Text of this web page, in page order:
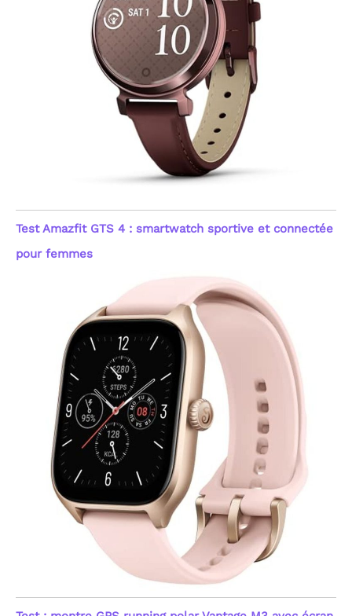
fitness et du bien-être
général, visant une
gestion simplifiée de
votre capital santé au
[Sommeil,
Stress & Suivi du Cycle
Féminin] Optimisez votre
repos avec une analyse
détaillée des phases de
sommeil : profond, léger,
moments d'éveil. Cette
connectée innove
également avec un
enregistrement de
l'humeur (Positif, Calme,
Moyen, Élevé). Ces
indicateurs, couplés au
suivi du cycle menstruel,
offrent une vision globale
de votre état physique et
émotionnel. Profitez
d'exercices de respiration
guidés pour retrouver la
sérénité. Cette montre
intelligente vous aide à
reprendre le contrôle sur
votre santé au quotidien
avec une précision et une
discrétion totales.
[Batterie 500mAh &
Étanchéité 1ATM Robuste]
Dites adieu à l'anxiété
avec notre batterie de
500mAh : 30 jours en
veille, 3-7 jours en usage
intensif, 7 à 15 jours en
Test Amazfit GTS 4 : smartwatch sportive et connectée
pour femmes